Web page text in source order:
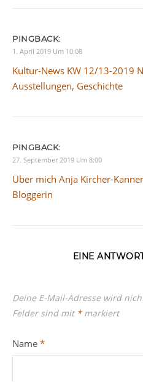
PINGBACK:
1. April 2019 Um 10:08
Kultur-News KW 12/13-2019
Ausstellungen, Geschichte
PINGBACK:
27. September 2019 Um 8:00
Über mich Anja Kircher-
Bloggerin
EINE
Deine E-Mail-Adresse wird
Felder sind mit *markiert
Name *